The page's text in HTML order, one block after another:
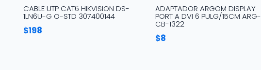
CABLE UTP CAT6 HIKVISION DS-
1LN6U-G O-STD 307400144
$198
ADAPTADOR ARGOM DISPLAY
PORT A DVI 6 PULG/15CM ARG-
CB-1322
$8